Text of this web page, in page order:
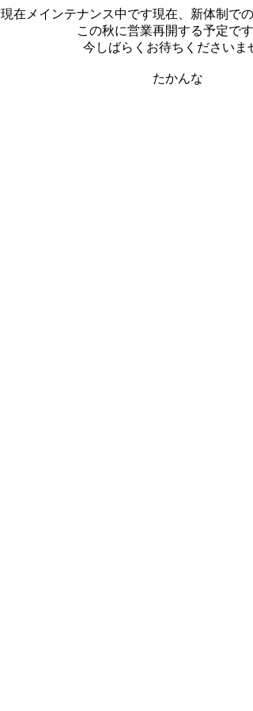
現在メインテナンス中です現在、新体制で
この秋に営業再開する予定で
今しばらくお待ちくださいま
たかんな